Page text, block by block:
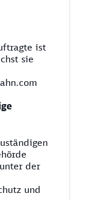
ist
sie
der
und